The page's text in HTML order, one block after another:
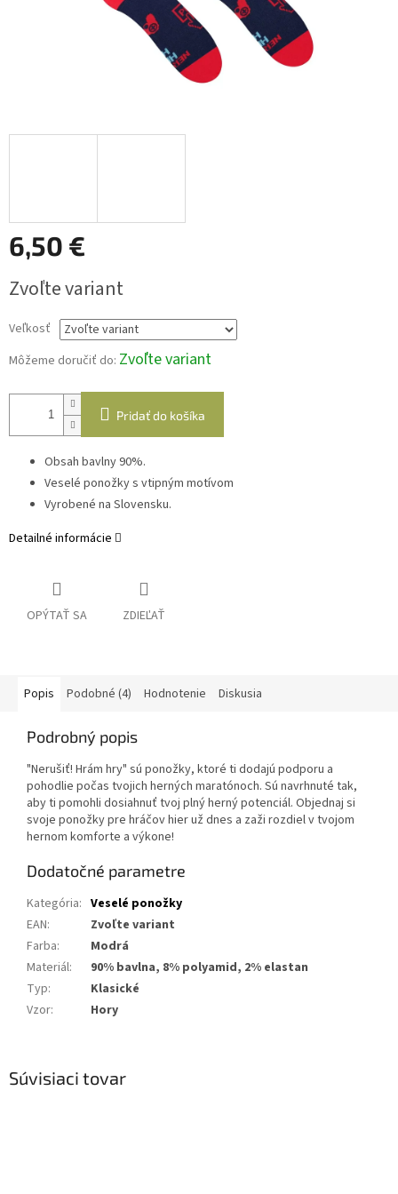
6,50 €
cena:
Zvoľte variant
Veľkosť
Môžeme doručiť do: Zvoľte variant
Pridať do košíka
Obsah bavlny 90%.
Veselé ponožky s vtipným motívom
Vyrobené na Slovensku.
Detailné informácie
OPÝTAŤ SA ZDIEĽAŤ
Súvisiaci tovar
Popis Podobné (4) Hodnotenie Diskusia
Podrobný popis
"Nerušiť! Hrám hry" sú ponožky, ktoré ti dodajú podporu a
pohodlie počas tvojich herných maratónoch. Sú navrhnuté tak,
aby ti pomohli dosiahnuť tvoj plný herný potenciál. Objednaj si
svoje ponožky pre hráčov hier už dnes a zaži rozdiel v tvojom
hernom komforte a výkone!
Dodatočné parametre
Kategória: Veselé ponožky
EAN:
Zvoľte variant
Farba:
Modrá
Materiál:
90% bavlna, 8% polyamid, 2% elastan
Typ:
Klasické
Vzor: Hory